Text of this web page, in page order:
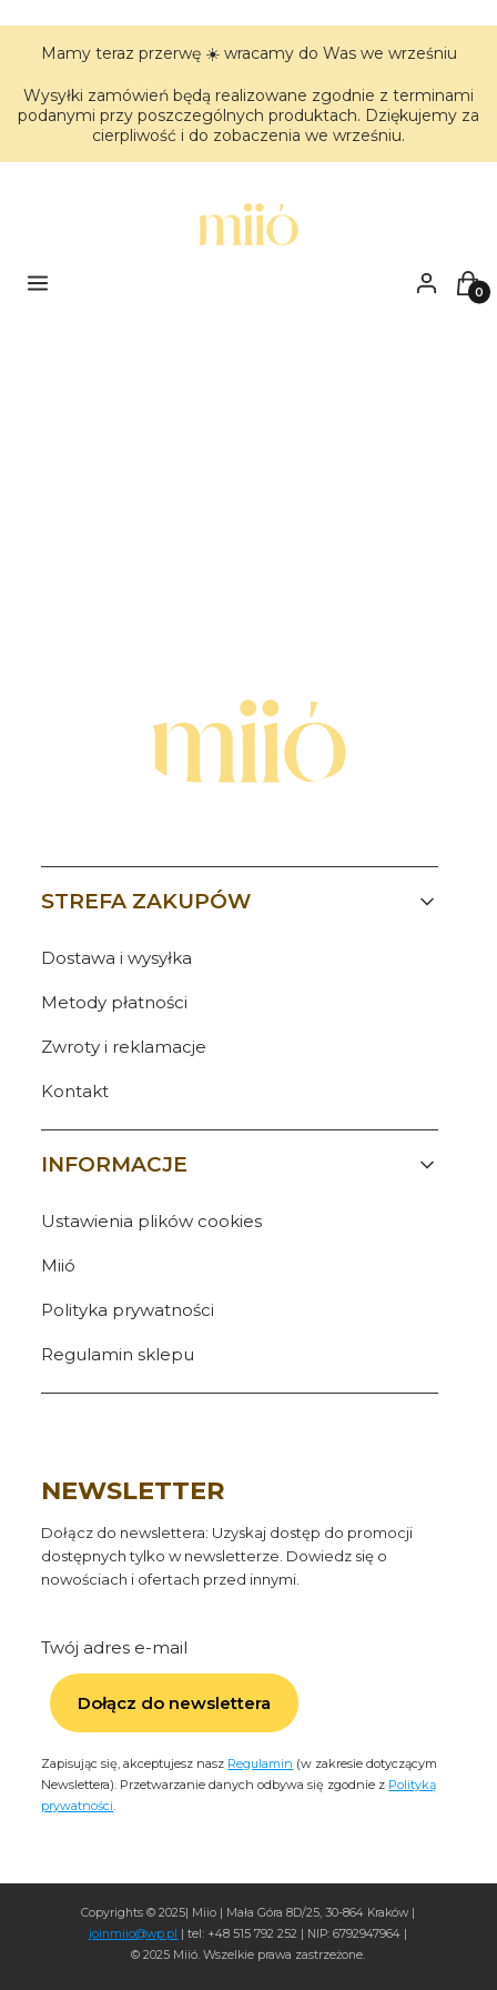
Mamy teraz przerwę ☀️ wracamy do Was we wrześniu
Wysyłki zamówień będą realizowane zgodnie z terminami
podanymi przy poszczególnych produktach. Dziękujemy za
cierpliwość i do zobaczenia we wrześniu.
Menu Zaloguj się
Linki w stopce
STREFA ZAKUPÓW
Dostawa i wysyłka
Metody płatności
Zwroty i reklamacje
Kontakt
INFORMACJE
Ustawienia plików cookies
Miió
Polityka prywatności
Regulamin sklepu
NEWSLETTER
Dołącz do newslettera: Uzyskaj dostęp do promocji
dostępnych tylko w newsletterze. Dowiedz się o
nowościach i ofertach przed innymi.
Twój adres e-mail
Dołącz do newslettera
Zapisując się, akceptujesz nasz Regulamin (w zakresie dotyczącym
Newslettera). Przetwarzanie danych odbywa się zgodnie z Polityką
prywatności
Copyrights © 2025| Miio | Mała Góra 8D/25, 30-864 Kraków |
joinmiio@wp.pl | tel: +48 515 792 252 | NIP: 6792947964 |
© 2025 Miió. Wszelkie prawa zastrzeżone.